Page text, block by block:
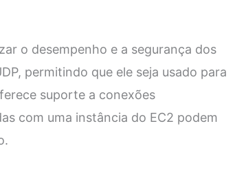
o desempenho e a segurança dos
permitindo que ele seja usado para
suporte a conexões
com uma instância do EC2 podem